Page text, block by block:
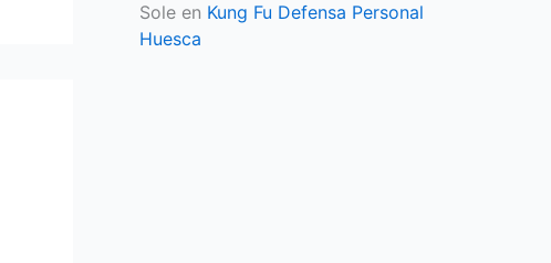
Sole en Kung Fu Defensa Personal
Huesca